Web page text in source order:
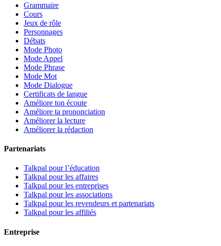
Grammaire
Cours
Jeux de rôle
Personnages
Débats
Mode Photo
Mode Appel
Mode Phrase
Mode Mot
Mode Dialogue
Certificats de langue
Améliore ton écoute
Améliore ta prononciation
Améliorer la lecture
Améliorer la rédaction
Partenariats
Talkpal pour l’éducation
Talkpal pour les affaires
Talkpal pour les entreprises
Talkpal pour les associations
Talkpal pour les revendeurs et partenariats
Talkpal pour les affiliés
Entreprise